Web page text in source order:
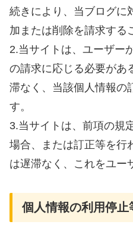
続きにより、当ブログに
加または削除を請求する
2.当サイトは、ユーザー
の請求に応じる必要があ
滞なく、当該個人情報の
す。
3.当サイトは、前項の規
場合、または訂正等を行
は遅滞なく、これをユー
個人情報の利用停止